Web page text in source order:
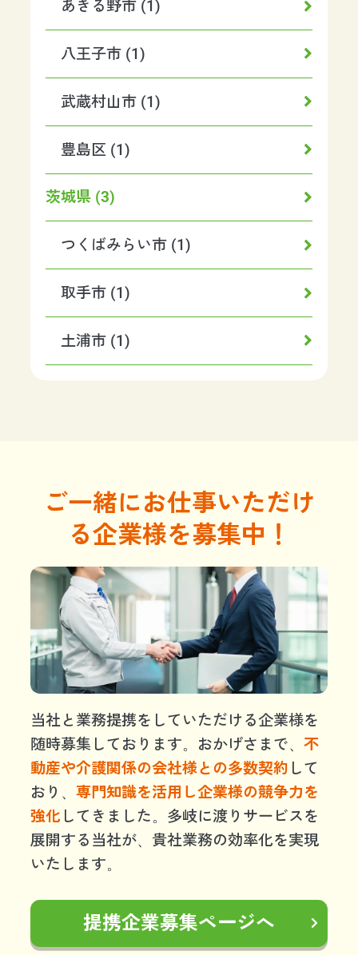
あきる野市 (1)
八王子市 (1)
武蔵村山市 (1)
豊島区 (1)
茨城県 (3)
つくばみらい市 (1)
取手市 (1)
土浦市 (1)
ご一緒にお仕事いただけ
る企業様を募集中！
当社と業務提携をしていただける企業様を
随時募集しております。おかげさまで、不
動産や介護関係の会社様との多数契約 して
おり、専門知識を活用し企業様の競争力を
強化 してきました。多岐に渡りサービスを
展開する当社が、貴社業務の効率化を実現
いたします。
提携企業募集ページへ